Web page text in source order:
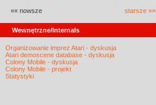
«« nowsze starsze »»
Wewnętrzne/Internals
Organizowanie imprez Atari - dyskusja
Atari demoscene database - dyskusja
Colony Mobile - dyskusja
Colony Mobile - projekt
Statystyki